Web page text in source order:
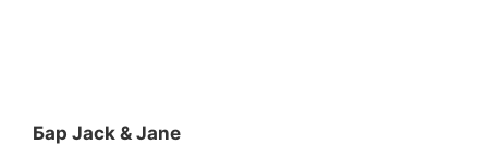
Бар Jack & Jane